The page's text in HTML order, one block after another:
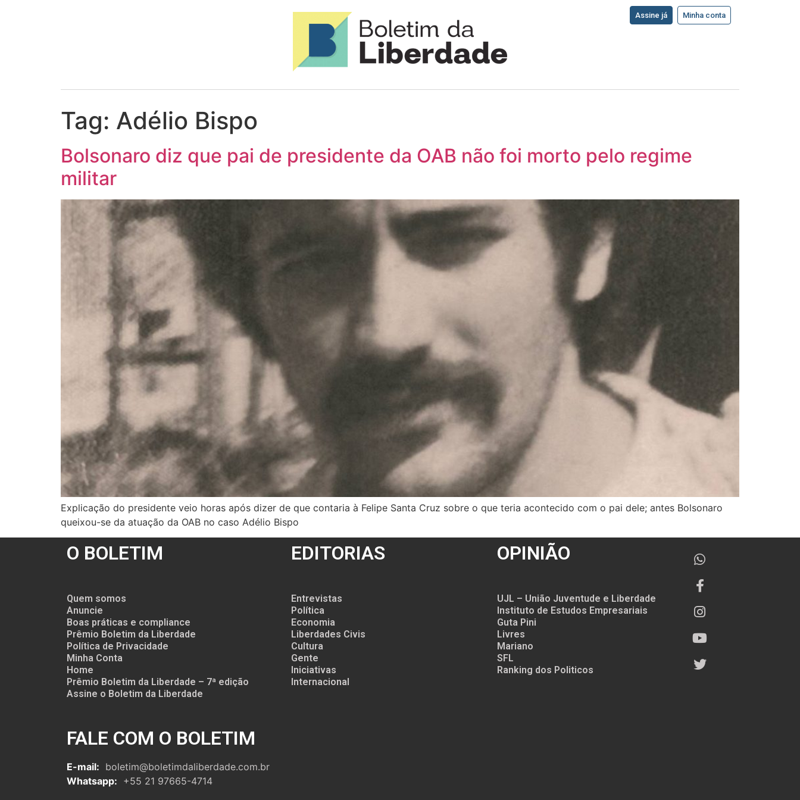
Assine já Minha conta
Tag: Adélio Bispo
Bolsonaro diz que pai de presidente da OAB não foi morto pelo regime
militar
Explicação do presidente veio horas após dizer de que contaria à Felipe Santa Cruz sobre o que teria acontecido com o pai dele; antes Bolsonaro
queixou-se da atuação da OAB no caso Adélio Bispo
O BOLETIM
Quem somos
Anuncie
Boas práticas e compliance
Prêmio Boletim da Liberdade
Política de Privacidade
Minha Conta
Home
Prêmio Boletim da Liberdade – 7ª edição
Assine o Boletim da Liberdade
FALE COM O BOLETIM
E-mail: boletim@boletimdaliberdade.com.br
Whatsapp: +55 21 97665-4714
EDITORIAS
Entrevistas
Política
Economia
Liberdades Civis
Cultura
Gente
Iniciativas
Internacional
OPINIÃO
UJL – União Juventude e Liberdade
Instituto de Estudos Empresariais
Guta Pini
Livres
Mariano
SFL
Ranking dos Politicos